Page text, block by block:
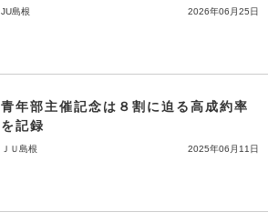
JU島根 2026年06月25日
青年部主催記念は８割に迫る高成約率
を記録
ＪＵ島根 2025年06月11日